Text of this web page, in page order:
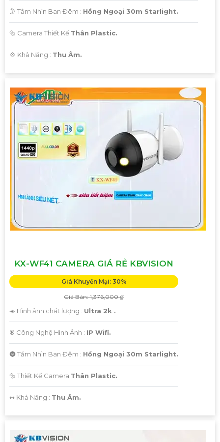
🌛 Tầm Nhìn Ban Đêm : Hồng Ngoại 30m Starlight.
🔩 Camera Thiết Kế Thân Plastic.
️💠 Khả Năng : Thu Âm.
KX-WF41 CAMERA GIÁ RẺ KBVISION
Giá Khuyến Mại: 30%
Giá Bán: 1,376,000 ₫
☀️ Hình ảnh chất lượng : Ultra 2k .
®️ Công Nghệ Hình Ảnh : IP Wifi.
🌚 Tầm Nhìn Ban Đêm : Hồng Ngoại 30m Starlight.
🔩 Thiết Kế Camera Thân Plastic.
️↭ Khả Năng : Thu Âm.